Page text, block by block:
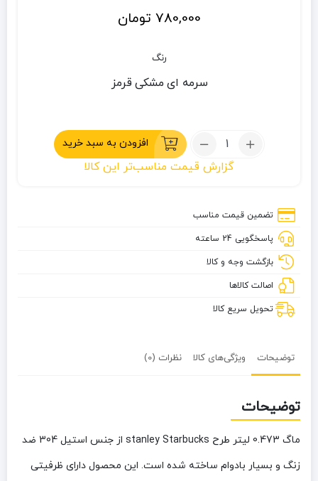
780,000 تومان
رنگ
سرمه ای مشکی قرمز
تعداد:
0.473
Stanley
Starbucks
افزودن به سبد خرید
گزارش قیمت مناسب‌تر این کالا
تضمین قیمت مناسب
پاسخگویی 24 ساعته
بازگشت وجه و کالا
اصالت کالاها
تحویل سریع کالا
توضیحات ویژگی‌های کالا نظرات (0)
توضیحات
ماگ 0.473 لیتر طرح stanley Starbucks از جنس استیل 304 ضد
زنگ و بسیار بادوام ساخته شده است. این محصول دارای ظرفیتی